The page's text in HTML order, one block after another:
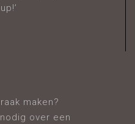
maken?
over een